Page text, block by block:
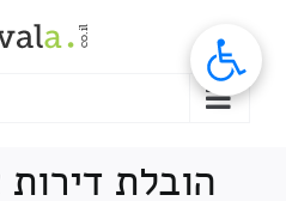
הובלת